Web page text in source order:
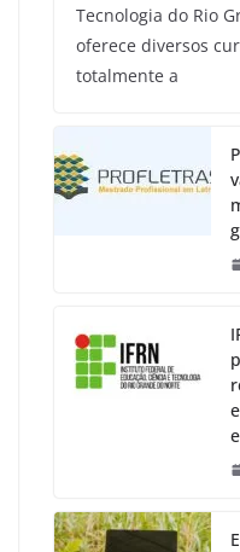
Tecnologia do Rio
oferece diversos
totalmente a